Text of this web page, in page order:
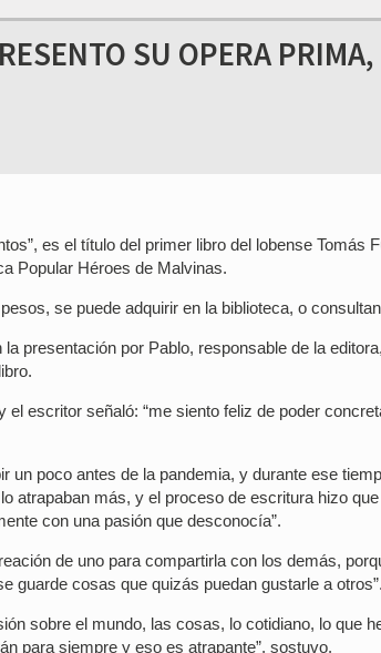
SU OPERA
es el título del primer libro del lobense Tomás
Popular Héroes de Malvinas.
se puede adquirir en la biblioteca, o
presentación por Pablo, responsable de la
el escritor señaló: “me siento feliz de poder
un poco antes de la pandemia, y durante ese
atrapaban más, y el proceso de escritura hizo
con una pasión que desconocía”.
de uno para compartirla con los demás,
guarde cosas que quizás puedan gustarle a otros”.
sobre el mundo, las cosas, lo cotidiano, lo que
para siempre y eso es atrapante”, sostuvo.